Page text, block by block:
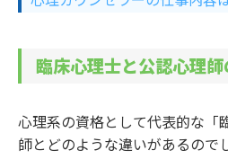
臨床心理士と公認心理師
心理系の資格として代表的な「
師とどのような違いがあるので